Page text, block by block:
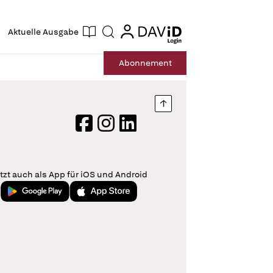
Aktuelle Ausgabe Suche login
login
Abonnement
Nach oben springen
FacebookInstagram
LinkedIn
auch als App für iOS und Android
Jetzt bei Google PlayLaden im App Store